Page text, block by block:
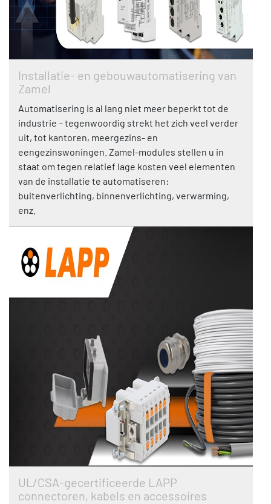
Installatie- en gebouwautomatisering van
Zamel
Automatisering is al lang niet meer beperkt tot de
industrie – tegenwoordig strekt het zich veel verder
uit, tot kantoren, meergezins- en
eengezinswoningen. Zamel-modules stellen u in
staat om tegen relatief lage kosten veel elementen
van de installatie te automatiseren:
buitenverlichting, binnenverlichting, verwarming,
enz.
UL/CSA-gecertificeerde LAPP
connectoren, kabels en accessoires